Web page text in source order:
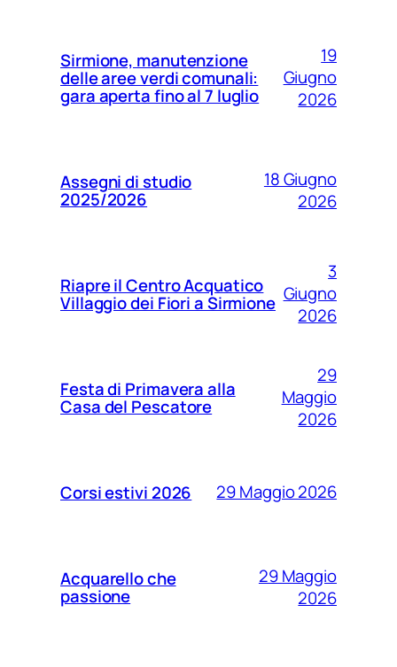
Sirmione, manutenzione
delle aree verdi comunali:
gara aperta fino al 7 luglio
19
Giugno
2026
Assegni di studio
2025/2026
18 Giugno
2026
Riapre il Centro Acquatico
Villaggio dei Fiori a Sirmione
3
Giugno
2026
Festa di Primavera alla
Casa del Pescatore
29
Maggio
2026
Corsi estivi 2026 29 Maggio 2026
Acquarello che
passione
29 Maggio
2026